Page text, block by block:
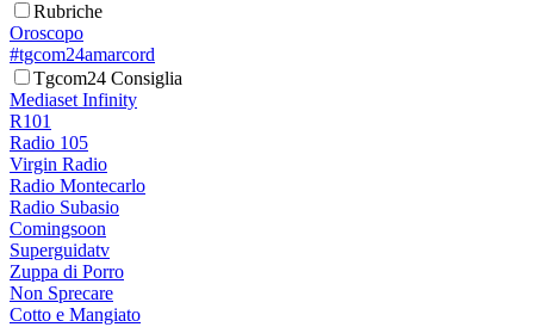
Rubriche
Oroscopo
#tgcom24amarcord
Tgcom24 Consiglia
Mediaset Infinity
R101
Radio 105
Virgin Radio
Radio Montecarlo
Radio Subasio
Comingsoon
Superguidatv
Zuppa di Porro
Non Sprecare
Cotto e Mangiato